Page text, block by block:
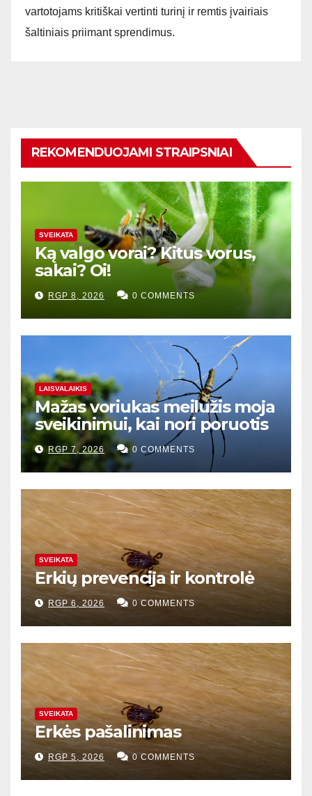
vartotojams kritiškai vertinti turinį ir remtis įvairiais
šaltiniais priimant sprendimus.
REKOMENDUOJAMI STRAIPSNIAI
SVEIKATA
Ką valgo vorai? Kitus vorus,
sakai? Oi!
RGP 8, 2026 0 COMMENTS
LAISVALAIKIS
Mažas voriukas meilužis moja
sveikinimui, kai nori poruotis
RGP 7, 2026 0 COMMENTS
SVEIKATA
Erkių prevencija ir kontrolė
RGP 6, 2026 0 COMMENTS
SVEIKATA
Erkės pašalinimas
RGP 5, 2026 0 COMMENTS